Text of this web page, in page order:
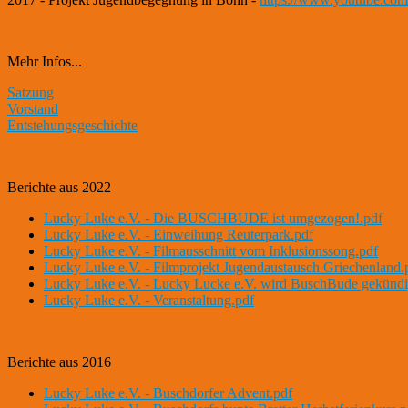
Mehr Infos...
Satzung
Vorstand
Entstehungsgeschichte
Berichte aus 2022
Lucky Luke e.V. - Die BUSCHBUDE ist umgezogen!.pdf
Lucky Luke e.V. - Einweihung Reuterpark.pdf
Lucky Luke e.V. - Filmausschnitt vom Inklusionssong.pdf
Lucky Luke e.V. - Filmprojekt Jugendaustausch
Lucky Luke e.V. - Lucky Lucke e.V. wird BuschBude
Lucky Luke e.V. - Veranstaltung.pdf
Berichte aus 2016
Lucky Luke e.V. - Buschdorfer Advent.pdf